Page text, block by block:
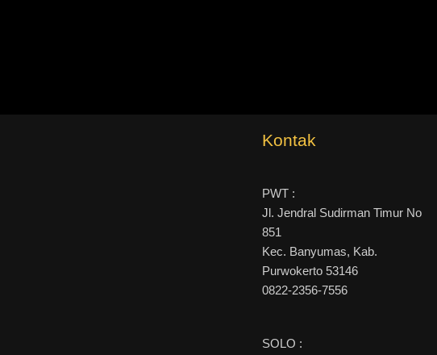
Kontak
PWT :
Jl. Jendral Sudirman Timur No
851
Kec. Banyumas, Kab.
Purwokerto 53146
0822-2356-7556
SOLO :